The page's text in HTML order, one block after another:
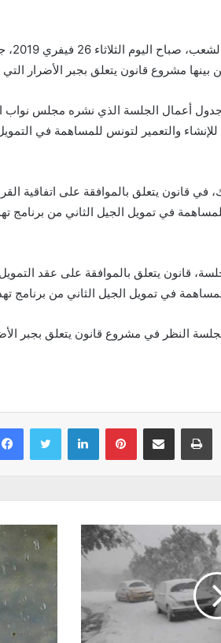
أعمال الجلسة الذي نشره مجلس
والتعمير لتونس للمساهمة في
النظر في مشروع قانون يتعلق بجبر
Facebook Twitter Linkedin Pinterest Partager par email Imprimer